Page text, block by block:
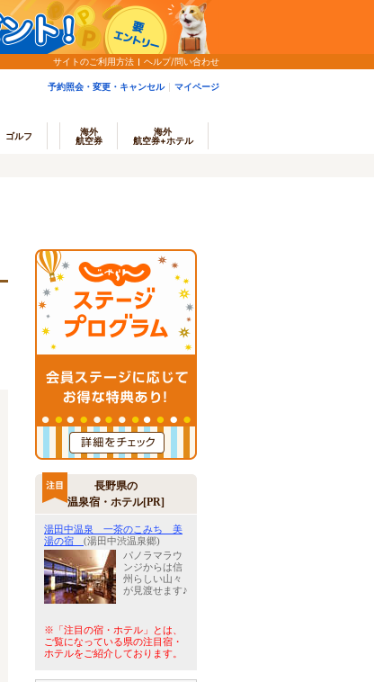
サイトのご利用方法 ヘルプ/問い合わせ
予約照会・変更・キャンセル マイページ
ゴルフ
海外
航空券
海外
航空券+ホテル
長野県の
温泉宿・ホテル[PR]
湯田中温泉 一茶のこみち 美
湯の宿 (湯田中渋温泉郷)
パノラマラウ
ンジからは信
州らしい山々
が見渡せます♪
※「注目の宿・ホテル」とは、
ご覧になっている県の注目宿・
ホテルをご紹介しております。